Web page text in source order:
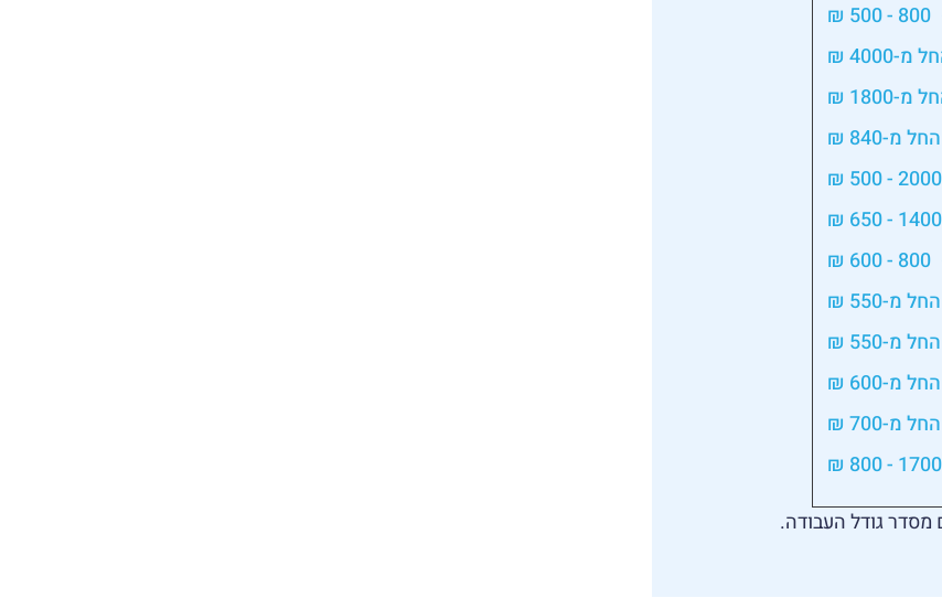
800 - 500 ₪
מ-4000 ₪
מ-1800 ₪
החל מ-840 ₪
2000 - 500 ₪
1400 - 650 ₪
800 - 600 ₪
החל מ-550 ₪
החל מ-550 ₪
החל מ-600 ₪
החל מ-700 ₪
1700 - 800 ₪
גודל העבודה.